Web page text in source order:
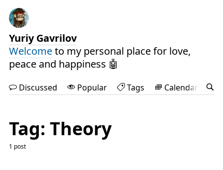
Yuriy Gavrilov
Welcometo my personal place for love,
peace and happiness 🤖
Discussed Popular Tags Calendar
Tag: Theory
1 post